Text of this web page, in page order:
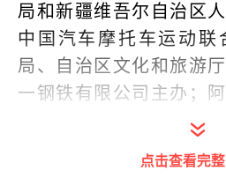
局和新疆维吾尔自治区
中国汽车摩托车运动联
局、自治区文化和旅游
一钢铁有限公司主办；
什地区行署、和田地区
克孜自治州协办；新疆
点击查看完